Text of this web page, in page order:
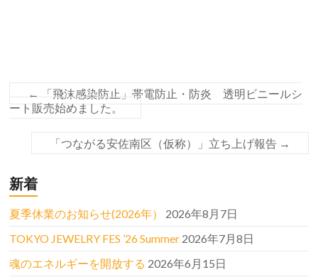
←
「飛沫感染防止」帯電防止・防炎 透明ビニールシ
ート販売始めました。
「つながる安佐南区（仮称）」立ち上げ報告 →
新着
夏季休業のお知らせ(2026年）
2026年8月7日
TOKYO JEWELRY FES ’26 Summer 2026年7月8日
魂のエネルギーを開放する 2026年6月15日